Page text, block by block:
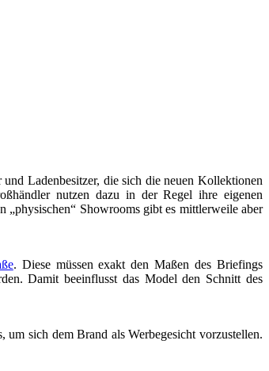
Ladenbesitzer, die sich die neuen Kollektionen
nutzen dazu in der Regel ihre eigenen
Showrooms gibt es mittlerweile aber
. Diese müssen exakt den Maßen des Briefings
Damit beeinflusst das Model den Schnitt des
sich dem Brand als Werbegesicht vorzustellen.